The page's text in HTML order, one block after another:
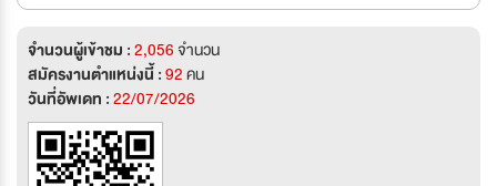
จำนวนผู้เข้าชม :2,056จำนวน
สมัครงานตำแหน่งนี้ :92คน
วันที่อัพเดท :22/07/2026